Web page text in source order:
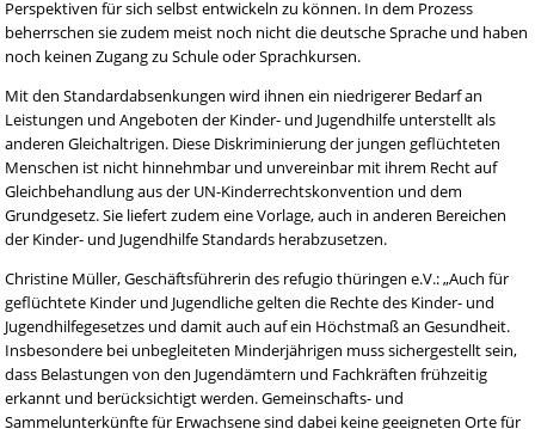
Perspektiven für sich selbst entwickeln zu können. In dem Prozess
beherrschen sie zudem meist noch nicht die deutsche Sprache und haben
noch keinen Zugang zu Schule oder Sprachkursen.
Mit den Standardabsenkungen wird ihnen ein niedrigerer Bedarf an
Leistungen und Angeboten der Kinder- und Jugendhilfe unterstellt als
anderen Gleichaltrigen. Diese Diskriminierung der jungen geflüchteten
Menschen ist nicht hinnehmbar und unvereinbar mit ihrem Recht auf
Gleichbehandlung aus der UN-Kinderrechtskonvention und dem
Grundgesetz. Sie liefert zudem eine Vorlage, auch in anderen Bereichen
der Kinder- und Jugendhilfe Standards herabzusetzen.
Christine Müller, Geschäftsführerin des refugio thüringen e.V.: „Auch für
geflüchtete Kinder und Jugendliche gelten die Rechte des Kinder- und
Jugendhilfegesetzes und damit auch auf ein Höchstmaß an Gesundheit.
Insbesondere bei unbegleiteten Minderjährigen muss sichergestellt sein,
dass Belastungen von den Jugendämtern und Fachkräften frühzeitig
erkannt und berücksichtigt werden. Gemeinschafts- und
Sammelunterkünfte für Erwachsene sind dabei keine geeigneten Orte für